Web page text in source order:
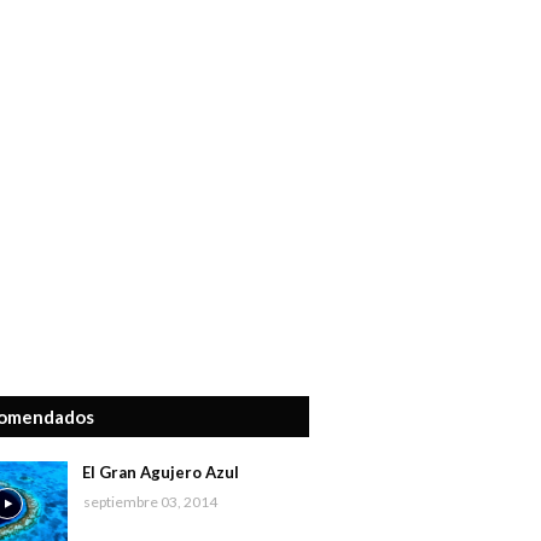
El Gran Agujero Azul
septiembre 03, 2014